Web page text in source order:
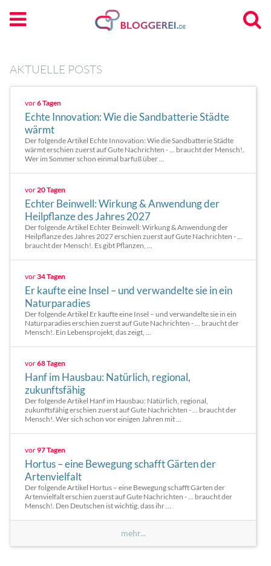
AKTUELLE POSTS
vor6 Tagen
Echte Innovation: Wie die Sandbatterie Städte
wärmt
Der folgende Artikel Echte Innovation: Wie die Sandbatterie Städte
wärmt erschien zuerst auf Gute Nachrichten - ... braucht der Mensch!.
Wer im Sommer schon einmal barfuß über ...
vor20 Tagen
Echter Beinwell: Wirkung & Anwendung der
Heilpflanze des Jahres 2027
Der folgende Artikel Echter Beinwell: Wirkung & Anwendung der
Heilpflanze des Jahres 2027 erschien zuerst auf Gute Nachrichten - ...
braucht der Mensch!. Es gibt Pflanzen, ...
vor34 Tagen
Er kaufte eine Insel – und verwandelte sie in ein
Naturparadies
Der folgende Artikel Er kaufte eine Insel – und verwandelte sie in ein
Naturparadies erschien zuerst auf Gute Nachrichten - ... braucht der
Mensch!. Ein Lebensprojekt, das zeigt, ...
vor68 Tagen
Hanf im Hausbau: Natürlich, regional,
zukunftsfähig
Der folgende Artikel Hanf im Hausbau: Natürlich, regional,
zukunftsfähig erschien zuerst auf Gute Nachrichten - ... braucht der
Mensch!. Wer sich schon vor einigen Jahren mit ...
vor97 Tagen
Hortus – eine Bewegung schafft Gärten der
Artenvielfalt
Der folgende Artikel Hortus – eine Bewegung schafft Gärten der
Artenvielfalt erschien zuerst auf Gute Nachrichten - ... braucht der
Mensch!. Den Deutschen ist wichtig, dass ihr ...
mehr...